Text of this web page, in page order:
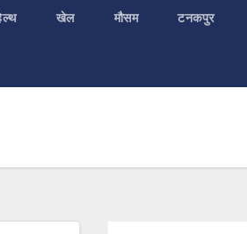
खेल मौसम टनकपुर